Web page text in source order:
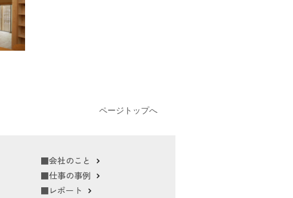
ページトップへ
■会社のこと
■仕事の事例
■レポート